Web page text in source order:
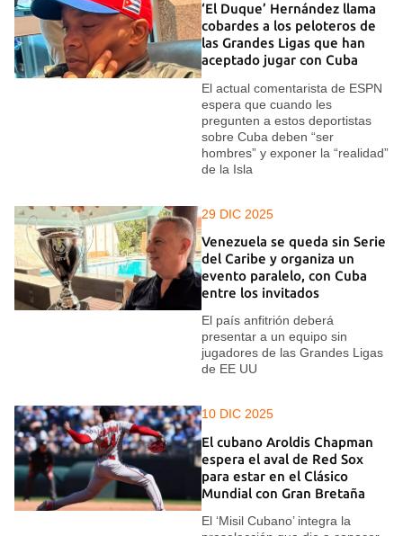
‘El Duque’ Hernández llama
cobardes a los peloteros de
las Grandes Ligas que han
aceptado jugar con Cuba
El actual comentarista de ESPN
espera que cuando les
pregunten a estos deportistas
sobre Cuba deben “ser
hombres” y exponer la “realidad”
de la Isla
29 DIC 2025
Venezuela se queda sin Serie
del Caribe y organiza un
evento paralelo, con Cuba
entre los invitados
El país anfitrión deberá
presentar a un equipo sin
jugadores de las Grandes Ligas
de EE UU
10 DIC 2025
El cubano Aroldis Chapman
espera el aval de Red Sox
para estar en el Clásico
Mundial con Gran Bretaña
El ‘Misil Cubano’ integra la